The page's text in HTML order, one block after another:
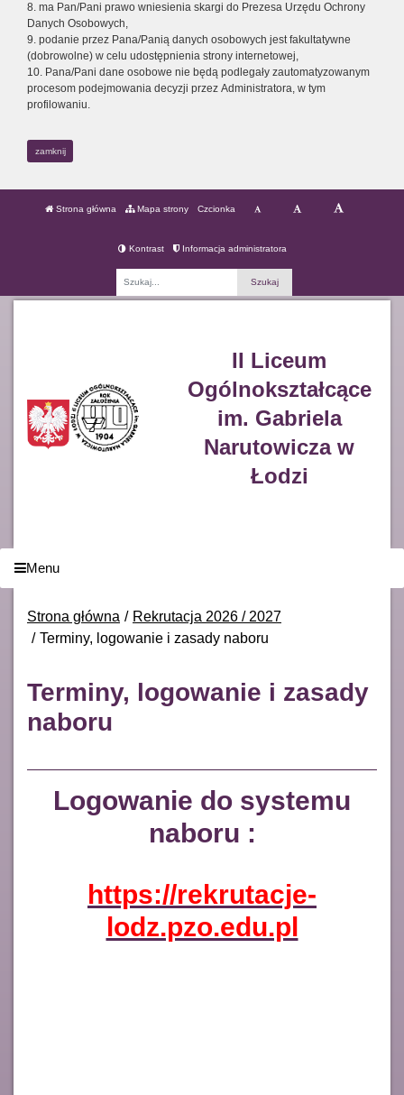
8. ma Pan/Pani prawo wniesienia skargi do Prezesa Urzędu Ochrony
Danych Osobowych,
9. podanie przez Pana/Panią danych osobowych jest fakultatywne
(dobrowolne) w celu udostępnienia strony internetowej,
10. Pana/Pani dane osobowe nie będą podlegały zautomatyzowanym
procesom podejmowania decyzji przez Administratora, w tym
profilowaniu.
zamknij
Strona główna Mapa strony Czcionka
Kontrast Informacja administratora
II Liceum
Ogólnokształcące
im. Gabriela
Narutowicza w
Łodzi
Menu
Strona główna
Rekrutacja 2026 / 2027
Terminy, logowanie i zasady naboru
Terminy, logowanie i zasady
naboru
Logowanie do systemu
naboru :
https://rekrutacje-
lodz.pzo.edu.pl